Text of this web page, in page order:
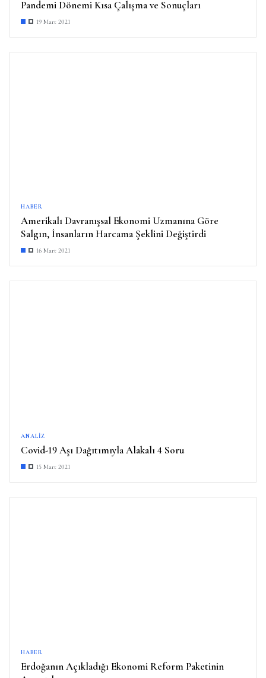
Pandemi Dönemi Kısa Çalışma ve Sonuçları
19 Mart 2021
HABER
Amerikalı Davranışsal Ekonomi Uzmanına Göre
Salgın, İnsanların Harcama Şeklini Değiştirdi
16 Mart 2021
ANALIZ
Covid-19 Aşı Dağıtımıyla Alakalı 4 Soru
15 Mart 2021
HABER
Erdoğanın Açıkladığı Ekonomi Reform Paketinin